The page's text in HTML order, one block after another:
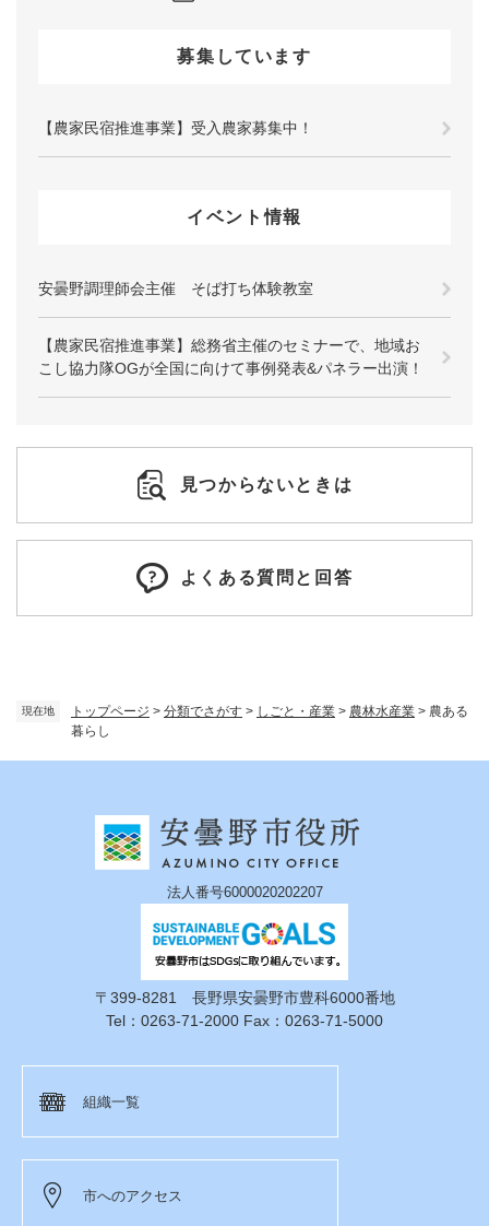
現在地 トップページ > 分類でさがす > しごと・産業 > 農林水産業 > 農ある
暮らし
募集しています
【農家民宿推進事業】受入農家募集中！
イベント情報
安曇野調理師会主催 そば打ち体験教室
【農家民宿推進事業】総務省主催のセミナーで、地域お
こし協力隊OGが全国に向けて事例発表&パネラー出演！
見つからないときは
よくある質問と回答
法人番号6000020202207
〒399-8281 長野県安曇野市豊科6000番地
Tel：0263-71-2000 Fax：0263-71-5000
組織一覧
市へのアクセス